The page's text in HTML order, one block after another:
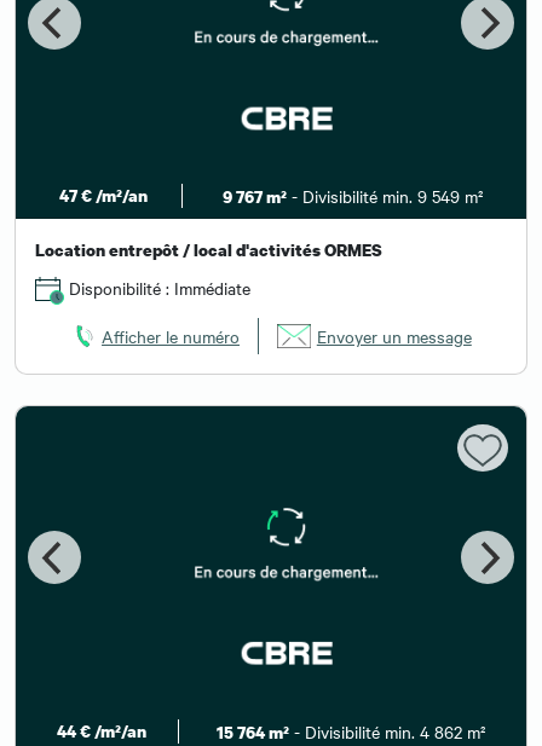
47 € /m²/an 9 767 m² - Divisibilité min. 9 549 m²
Location entrepôt / local d'activités ORMES
Disponibilité : Immédiate
Afficher le numéro Envoyer un message
44 € /m²/an 15 764 m² - Divisibilité min. 4 862 m²